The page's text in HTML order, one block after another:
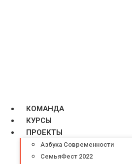
КОМАНДА
КУРСЫ
ПРОЕКТЫ
Азбука Современности
СемьяФест 2022